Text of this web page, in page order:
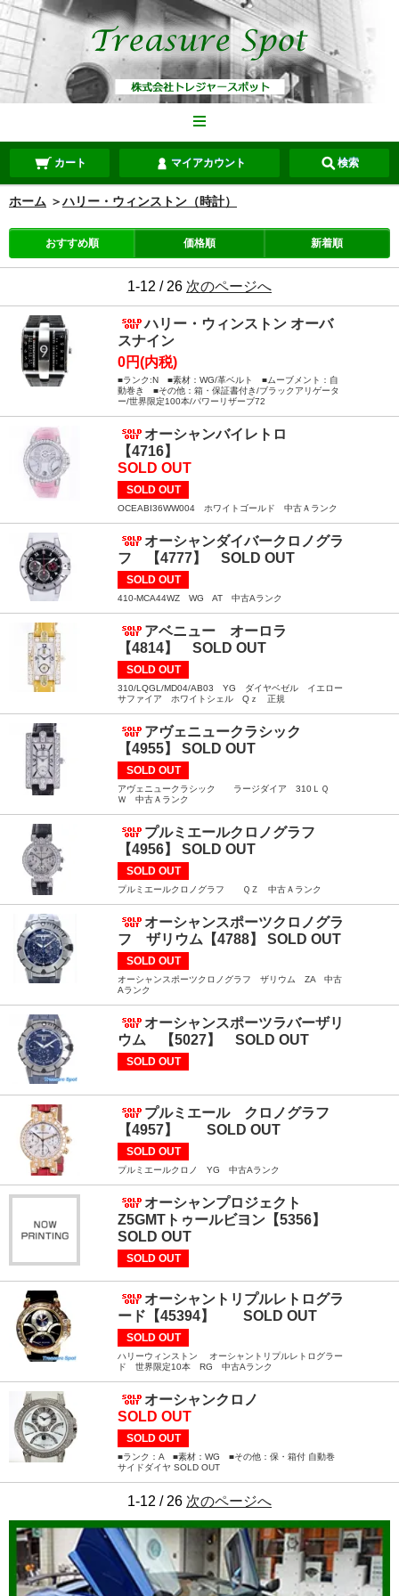
カート マイアカウント 検索
ホーム ＞ハリー・ウィンストン（時計）
おすすめ順 価格順 新着順
1-12 / 26 次のページへ
ハリー・ウィンストン オーバ
スナイン
0円(内税)
■ランク:N ■素材：WG/革ベルト ■ムーブメント：自
動巻き ■その他：箱・保証書付き/ブラックアリゲータ
ー/世界限定100本/パワーリザーブ72
オーシャンバイレトロ
【4716】
SOLD OUT
SOLD OUT
OCEABI36WW004 ホワイトゴールド 中古Ａランク
オーシャンダイバークロノグラ
フ 【4777】 SOLD OUT
SOLD OUT
410-MCA44WZ WG AT 中古Aランク
アベニュー オーロラ
【4814】 SOLD OUT
SOLD OUT
310/LQGL/MD04/AB03 YG ダイヤベゼル イエロー
サファイア ホワイトシェル Qｚ 正規
アヴェニュークラシック
【4955】 SOLD OUT
SOLD OUT
アヴェニュークラシック ラージダイア 310ＬＱ
Ｗ 中古Ａランク
プルミエールクロノグラフ
【4956】 SOLD OUT
SOLD OUT
プルミエールクロノグラフ ＱＺ 中古Ａランク
オーシャンスポーツクロノグラ
フ ザリウム【4788】 SOLD OUT
SOLD OUT
オーシャンスポーツクロノグラフ ザリウム ZA 中古
Aランク
オーシャンスポーツラバーザリ
ウム 【5027】 SOLD OUT
SOLD OUT
プルミエール クロノグラフ
【4957】 SOLD OUT
SOLD OUT
プルミエールクロノ YG 中古Aランク
オーシャンプロジェクト
Z5GMTトゥールビヨン【5356】
SOLD OUT
SOLD OUT
オーシャントリプルレトログラ
ード【45394】 SOLD OUT
SOLD OUT
ハリーウィンストン オーシャントリプルレトログラー
ド 世界限定10本 RG 中古Aランク
オーシャンクロノ
SOLD OUT
SOLD OUT
■ランク：A ■素材：WG ■その他：保・箱付 自動巻
サイドダイヤ SOLD OUT
1-12 / 26 次のページへ